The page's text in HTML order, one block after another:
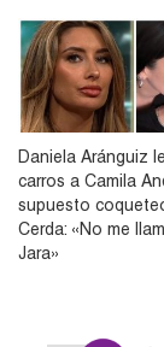
Daniela Aránguiz
carros a Camila
supuesto
Cerda: «No me
Jara»